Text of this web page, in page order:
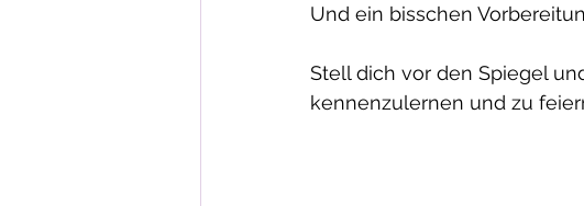
Und ein bisschen
Stell dich vor den Spiegel
kennenzulernen und zu